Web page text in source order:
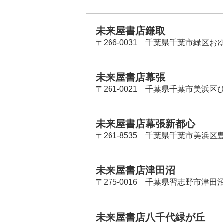
未来屋書店鎌取
〒266-0031 千葉県千葉市緑区お
未来屋書店幕張
〒261-0021 千葉県千葉市美浜区
未来屋書店幕張新都心
〒261-8535 千葉県千葉市美浜
未来屋書店津田沼
〒275-0016 千葉県習志野市津田
未来屋書店八千代緑が丘